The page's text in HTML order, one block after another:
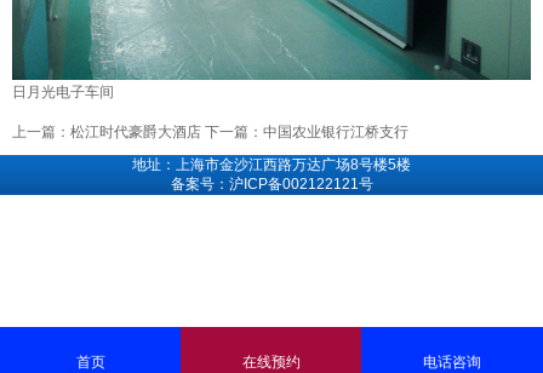
日月光电子车间
上一篇： 松江时代豪爵大酒店 下一篇： 中国农业银行江桥支行
地址：上海市金沙江西路万达广场8号楼5楼
备案号：沪ICP备002122121号
首页 在线预约 电话咨询